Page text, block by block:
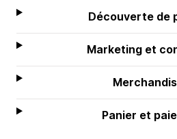
Découverte de
Marketing et
Panier et